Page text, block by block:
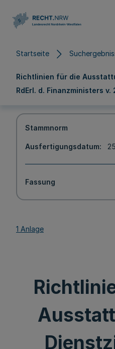
Startseite
Richtlinien für die
RdErl. d. Finanzministers v.
Stammnorm
Ausfertigungsdatum
Fassung
1 Anlage